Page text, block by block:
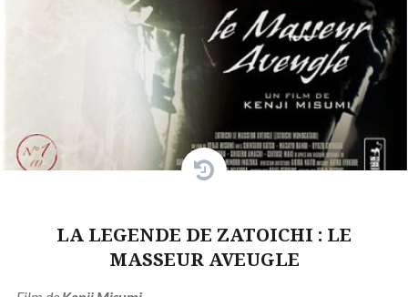
LA LEGENDE DE ZATOICHI : LE
MASSEUR AVEUGLE